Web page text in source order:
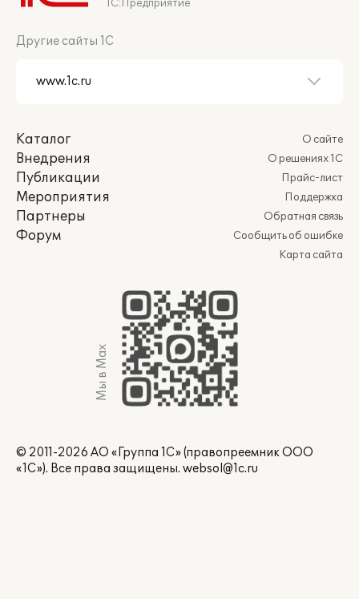
1С:Предприятие
Другие сайты 1С
Каталог
Внедрения
Публикации
Мероприятия
Партнеры
Форум
О сайте
О решениях 1С
Прайс-лист
Поддержка
Обратная связь
Сообщить об ошибке
Карта сайта
Мы в Max
© 2011-2026 АО «Группа 1С» (правопреемник ООО
«1С»). Все права защищены. websol@1c.ru